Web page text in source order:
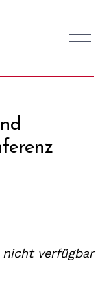
nicht verfügbar